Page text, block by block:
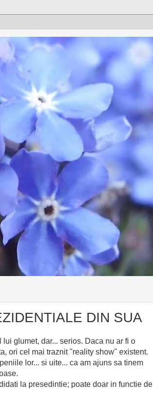
DIN SUA
glumet, dar... serios. Daca nu ar fi o
ori cel mai traznit "reality show" existent.
lor... si uite... ca am ajuns sa tinem
la presedintie; poate doar in functie de